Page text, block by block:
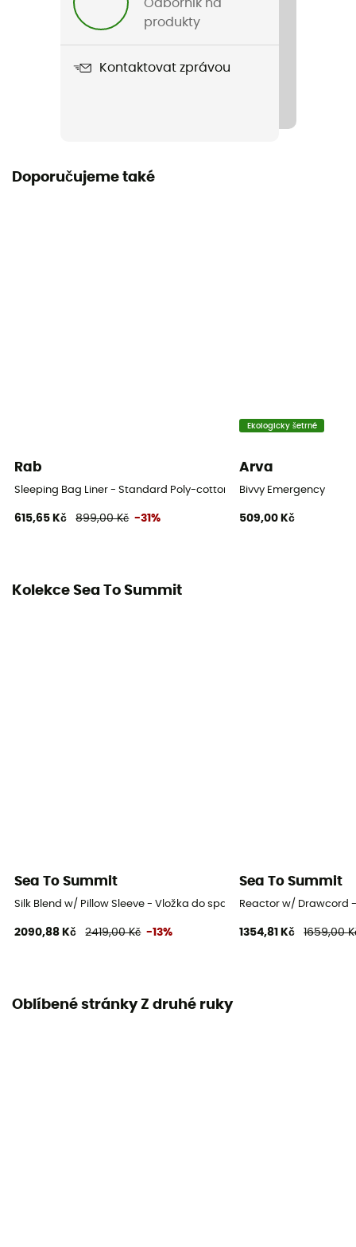
Reactor Extreme w/ Drawcord
Vlastnost oděvu
Odborník na
produkty
Kontaktovat zprávou
Doporučujeme také
Rab
Sleeping Bag Liner - Standard Poly-cotton - Vložka do spacáku
615,65 Kč 899,00 Kč -31%
Ekologicky šetrné
Arva
Bivvy Emergency
509,00 Kč
Kolekce Sea To Summit
Sea To Summit
Silk Blend w/ Pillow Sleeve - Vložka do spacáku
2090,88 Kč 2419,00 Kč -13%
Sea To Summit
Reactor w/ Drawcord
1354,81 Kč 1659,00
Oblíbené stránky Z druhé ruky